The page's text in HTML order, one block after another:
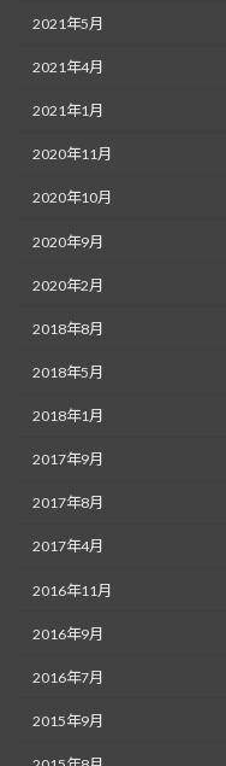
2021年5月
2021年4月
2021年1月
2020年11月
2020年10月
2020年9月
2020年2月
2018年8月
2018年5月
2018年1月
2017年9月
2017年8月
2017年4月
2016年11月
2016年9月
2016年7月
2015年9月